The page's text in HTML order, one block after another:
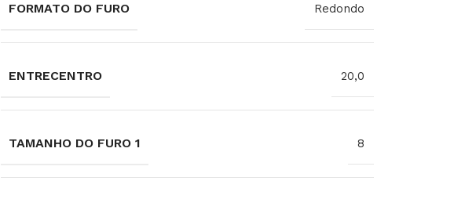
FORMATO DO FURO Redondo
ENTRECENTRO 20,0
TAMANHO DO FURO 1 8